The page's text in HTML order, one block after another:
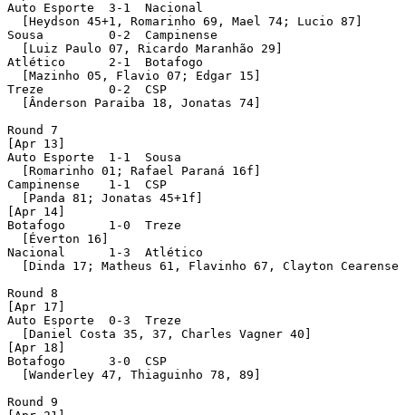
Auto Esporte  3-1  Nacional
  [Heydson 45+1, Romarinho 69, Mael 74; Lucio 87]
Sousa         0-2  Campinense
  [Luiz Paulo 07, Ricardo Maranhão 29]
Atlético      2-1  Botafogo
  [Mazinho 05, Flavio 07; Edgar 15]
Treze         0-2  CSP
  [Ânderson Paraiba 18, Jonatas 74]
Round 7
[Apr 13]
Auto Esporte  1-1  Sousa
  [Romarinho 01; Rafael Paraná 16f]
Campinense    1-1  CSP
  [Panda 81; Jonatas 45+1f]
[Apr 14]
Botafogo      1-0  Treze
  [Éverton 16]
Nacional      1-3  Atlético
[Dinda 17; Matheus 61, Flavinho 67, Clayton Cearense
Round 8
[Apr 17]
Auto Esporte  0-3  Treze
  [Daniel Costa 35, 37, Charles Vagner 40]
[Apr 18]
Botafogo      3-0  CSP
  [Wanderley 47, Thiaguinho 78, 89]
Round 9